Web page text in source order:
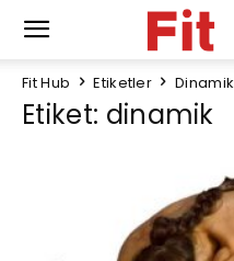
Fit Hub Etiketler Dinamik
Etiket: dinamik